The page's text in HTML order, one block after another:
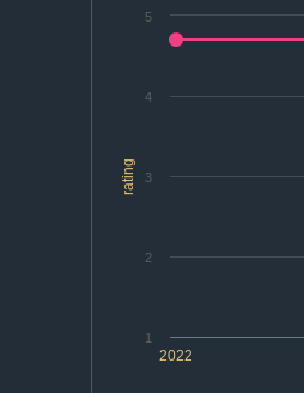
rating
2022
1
2
3
4
5